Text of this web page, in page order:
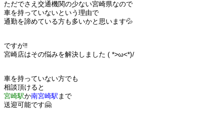
ただでさえ交通機関の少ない宮崎県なので
車を持っていないという理由で
通勤を諦めている方も多いかと思います💦
ですが‼️
宮崎店はその悩みを解決しました ( *>ω<*)/
車を持っていない方でも
相談頂けると
宮崎駅か南宮崎駅 まで
送迎可能です🤗